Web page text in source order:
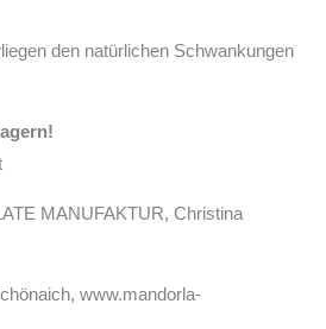
den natürlichen Schwankungen
MANUFAKTUR, Christina
www.mandorla-